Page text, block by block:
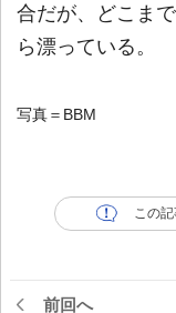
合だが、どこま
ら漂っている。
写真＝BBM
この
前回へ